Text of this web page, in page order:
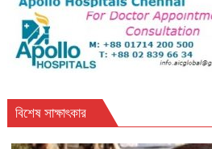
বিশেষ সাক্ষাৎকার